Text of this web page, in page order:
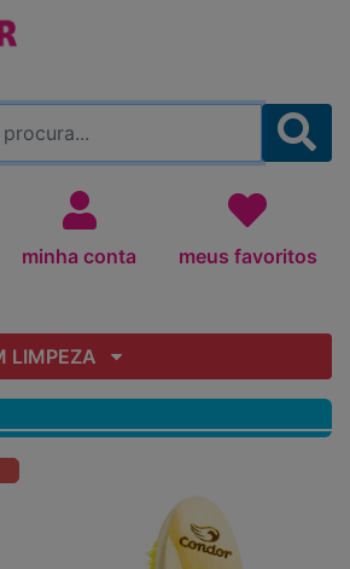
minha conta meus favoritos
LIMPEZA